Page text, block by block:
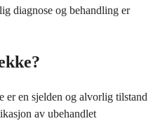
diagnose og behandling er
er en sjelden og alvorlig tilstand
av ubehandlet